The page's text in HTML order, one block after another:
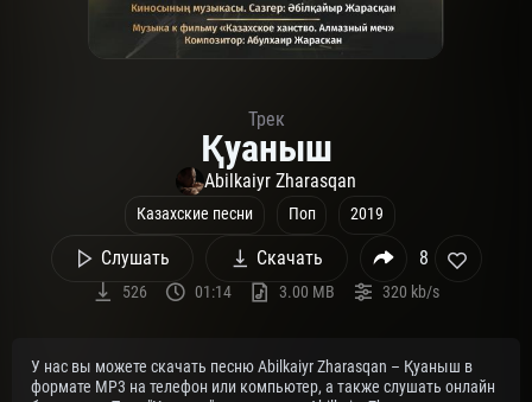
Трек
Қуаныш
Abilkaiyr Zharasqan
Казахские песни Поп 2019
Слушать Скачать 8
526 01:14 3.00 MB 320 kb/s
У нас вы можете скачать песню Abilkaiyr Zharasqan – Қуаныш в
формате MP3 на телефон или компьютер, а также слушать онлайн